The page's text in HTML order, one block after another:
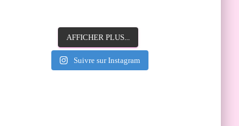
AFFICHER PLUS...
Suivre sur Instagram